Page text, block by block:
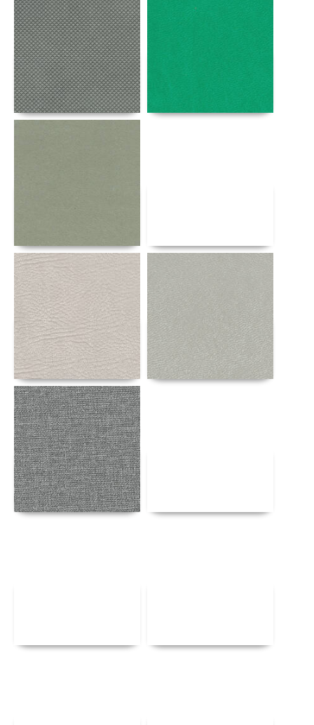
Αναλυτικά Αναλυτικά
Αναλυτικά Αναλυτικά
Αναλυτικά Αναλυτικά
Αναλυτικά Αναλυτικά
Αναλυτικά Αναλυτικά